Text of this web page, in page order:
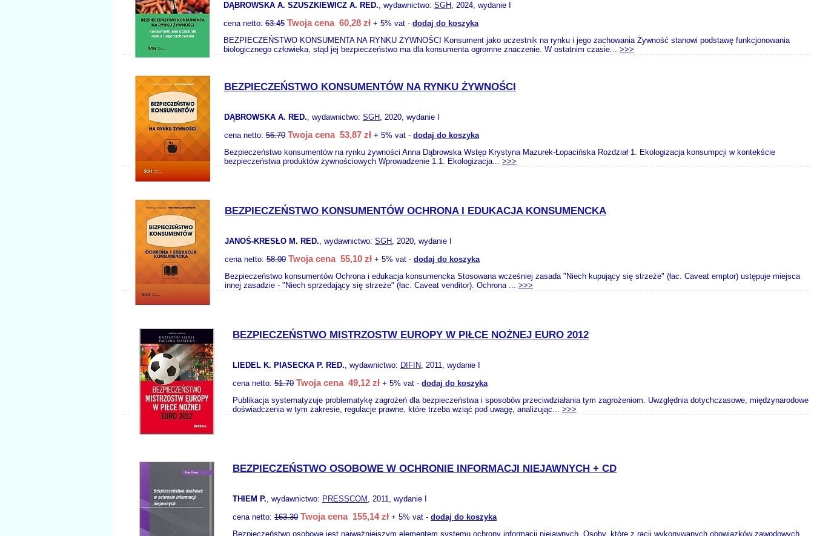
DĄBROWSKA A. SZUSZKIEWICZ A. RED., wydawnictwo: SGH, 2024, wydanie I
cena netto: 63.45 Twoja cena 60,28 zł + 5% vat - dodaj do koszyka
BEZPIECZEŃSTWO KONSUMENTA NA RYNKU ŻYWNOŚCI Konsument jako uczestnik na rynku i jego zachowania Żywność stanowi podstawę funkcjonowania
biologicznego człowieka, stąd jej bezpieczeństwo ma dla konsumenta ogromne znaczenie. W ostatnim czasie... >>>
BEZPIECZEŃSTWO KONSUMENTÓW NA RYNKU ŻYWNOŚCI
DĄBROWSKA A. RED., wydawnictwo: SGH, 2020, wydanie I
cena netto: 56.70 Twoja cena 53,87 zł + 5% vat - dodaj do koszyka
Bezpieczeństwo konsumentów na rynku żywności Anna Dąbrowska Wstęp Krystyna Mazurek-Łopacińska Rozdział 1. Ekologizacja konsumpcji w kontekście
bezpieczeństwa produktów żywnościowych Wprowadzenie 1.1. Ekologizacja... >>>
BEZPIECZEŃSTWO KONSUMENTÓW OCHRONA I EDUKACJA KONSUMENCKA
JANOŚ-KRESŁO M. RED., wydawnictwo: SGH, 2020, wydanie I
cena netto: 58.00 Twoja cena 55,10 zł + 5% vat - dodaj do koszyka
Bezpieczeństwo konsumentów Ochrona i edukacja konsumencka Stosowana wcześniej zasada "Niech kupujący się strzeże" (łac. Caveat emptor) ustępuje miejsca
innej zasadzie - "Niech sprzedający się strzeże" (łac. Caveat venditor). Ochrona ... >>>
BEZPIECZEŃSTWO MISTRZOSTW EUROPY W PIŁCE NOŻNEJ EURO 2012
LIEDEL K. PIASECKA P. RED., wydawnictwo: DIFIN, 2011, wydanie I
cena netto: 51.70 Twoja cena 49,12 zł + 5% vat - dodaj do koszyka
Publikacja systematyzuje problematykę zagrożeń dla bezpieczeństwa i sposobów przeciwdziałania tym zagrożeniom. Uwzględnia dotychczasowe, międzynarodowe
doświadczenia w tym zakresie, regulacje prawne, które trzeba wziąć pod uwagę, analizując... >>>
BEZPIECZEŃSTWO OSOBOWE W OCHRONIE INFORMACJI NIEJAWNYCH + CD
THIEM P., wydawnictwo: PRESSCOM , 2011, wydanie I
cena netto: 163.30 Twoja cena 155,14 zł + 5% vat - dodaj do koszyka
Bezpieczeństwo osobowe jest najważniejszym elementem systemu ochrony informacji niejawnych. Osoby, które z racji wykonywanych obowiązków zawodowych